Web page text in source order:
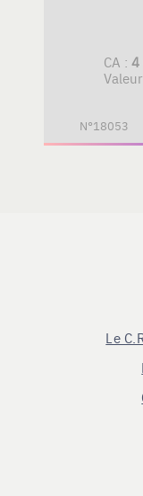
CA : 4
N°18053
Le